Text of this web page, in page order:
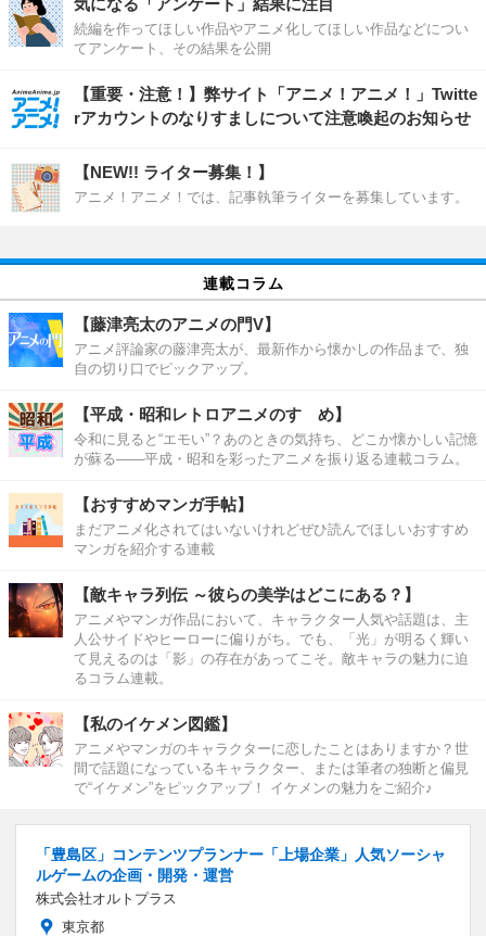
続編を作ってほしい作品やアニメ化してほしい作品などについ
てアンケート、その結果を公開
【重要・注意！】弊サイト「アニメ！アニメ！」Twitte
rアカウントのなりすましについて注意喚起のお知らせ
【NEW!! ライター募集！】
アニメ！アニメ！では、記事執筆ライターを募集しています。
連載コラム
【藤津亮太のアニメの門V】
アニメ評論家の藤津亮太が、最新作から懐かしの作品まで、独
自の切り口でピックアップ。
【平成・昭和レトロアニメのすゝめ】
令和に見ると“エモい”？あのときの気持ち、どこか懐かしい記憶
が蘇る――平成・昭和を彩ったアニメを振り返る連載コラム。
【おすすめマンガ手帖】
まだアニメ化されてはいないけれどぜひ読んでほしいおすすめ
マンガを紹介する連載
【敵キャラ列伝 ～彼らの美学はどこにある？】
アニメやマンガ作品において、キャラクター人気や話題は、主
人公サイドやヒーローに偏りがち。でも、「光」が明るく輝い
て見えるのは「影」の存在があってこそ。敵キャラの魅力に迫
るコラム連載。
【私のイケメン図鑑】
アニメやマンガのキャラクターに恋したことはありますか？世
間で話題になっているキャラクター、または筆者の独断と偏見
で“イケメン”をピックアップ！ イケメンの魅力をご紹介♪
「豊島区」コンテンツプランナー「上場企業」人気ソーシャ
ルゲームの企画・開発・運営
株式会社オルトプラス
東京都